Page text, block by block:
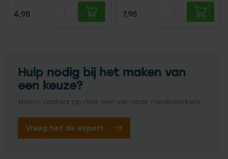
4,95 7,95
Hulp nodig bij het maken van
een keuze?
Neem contact op met een van onze medewerkers
Vraag het de expert